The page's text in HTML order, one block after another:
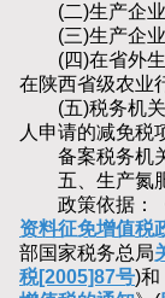
(二)生产企业
(三)生产企业
(四)在省外生
在陕西省级农业
(五)税务机关
人申请的减免税
备案税务机关
五、生产氮肥
政策依据：《
资料征免增值税
部国家税务总局
税[2005]87号)和